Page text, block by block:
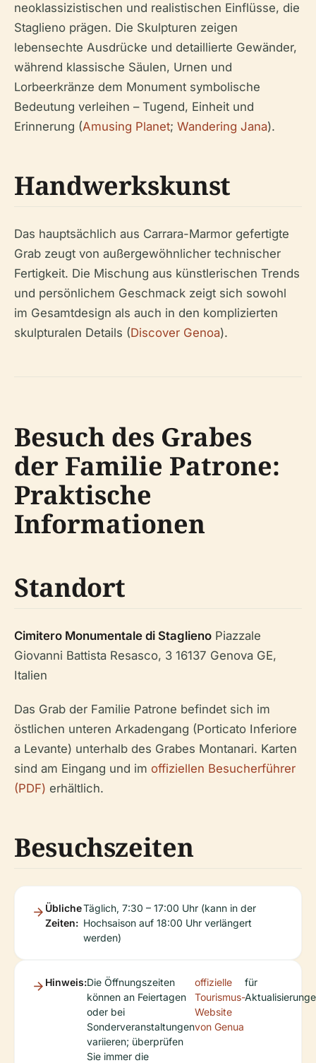
neoklassizistischen und realistischen Einflüsse, die
Staglieno prägen. Die Skulpturen zeigen
lebensechte Ausdrücke und detaillierte Gewänder,
während klassische Säulen, Urnen und
Lorbeerkränze dem Monument symbolische
Bedeutung verleihen – Tugend, Einheit und
Erinnerung (Amusing Planet; Wandering Jana).
Handwerkskunst
Das hauptsächlich aus Carrara-Marmor gefertigte
Grab zeugt von außergewöhnlicher technischer
Fertigkeit. Die Mischung aus künstlerischen Trends
und persönlichem Geschmack zeigt sich sowohl
im Gesamtdesign als auch in den komplizierten
skulpturalen Details (Discover Genoa).
Besuch des Grabes
der Familie Patrone:
Praktische
Informationen
Standort
Cimitero Monumentale di Staglieno Piazzale
Giovanni Battista Resasco, 3 16137 Genova GE,
Italien
Das Grab der Familie Patrone befindet sich im
östlichen unteren Arkadengang (Porticato Inferiore
a Levante) unterhalb des Grabes Montanari. Karten
sind am Eingang und im offiziellen Besucherführer
(PDF) erhältlich.
Besuchszeiten
Übliche
Zeiten:
Täglich, 7:30 – 17:00 Uhr (kann in der
Hochsaison auf 18:00 Uhr verlängert
werden)
Hinweis:Die Öffnungszeiten
können an Feiertagen
oder bei
Sonderveranstaltungen
variieren; überprüfen
Sie immer die
offizielle
Tourismus-
Website
von Genua
für